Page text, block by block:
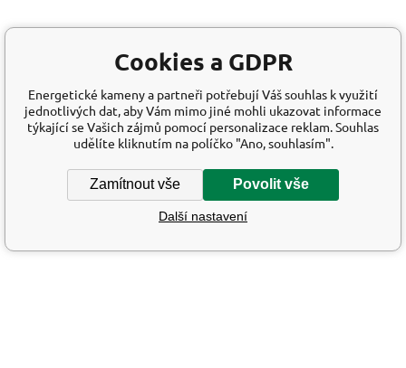
Cookies a GDPR
Energetické kameny a partneři potřebují Váš souhlas k využití
jednotlivých dat, aby Vám mimo jiné mohli ukazovat informace
týkající se Vašich zájmů pomocí personalizace reklam. Souhlas
udělíte kliknutím na políčko "Ano, souhlasím".
Zamítnout vše Povolit vše
Další nastavení